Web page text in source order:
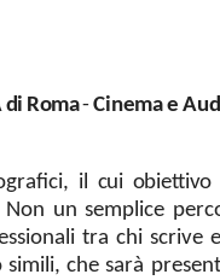
di Roma-Cinemae
il cui obiettivo
Non un semplice
tra chi
che sarà